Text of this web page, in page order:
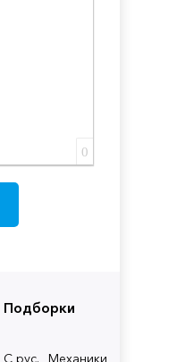
Подборки
С рус.
Механики
0